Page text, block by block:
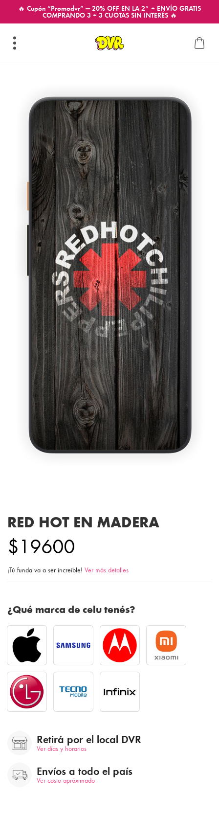
🔥 Cupón “Promodvr” — 20% OFF EN LA 2° + ENVÍO GRATIS
COMPRANDO 3 + 3 CUOTAS SIN INTERÉS 🔥
RED HOT EN MADERA
$19600
¡Tú funda va a ser increíble! Ver más detalles
¿Qué marca de celu tenés?
Retirá por el local DVR
Ver días y horarios
Envíos a todo el país
Ver costo apróximado